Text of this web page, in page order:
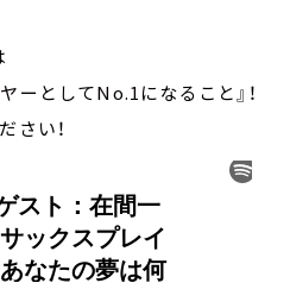
ーとしてNo.1になること』！
さい！